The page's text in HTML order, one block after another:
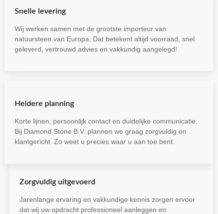
Snelle levering
Wij werken samen met de grootste importeur van
natuursteen van Europa. Dat betekent altijd voorraad, snel
geleverd, vertrouwd advies en vakkundig aangelegd!
Heldere planning
Korte lijnen, persoonlijk contact en duidelijke communicatie.
Bij Diamond Stone B.V. plannen we graag zorgvuldig en
klantgericht. Zo weet u precies waar u aan toe bent.
Zorgvuldig uitgevoerd
Jarenlange ervaring en vakkundige kennis zorgen ervoor
dat wij uw opdracht professioneel aanleggen en